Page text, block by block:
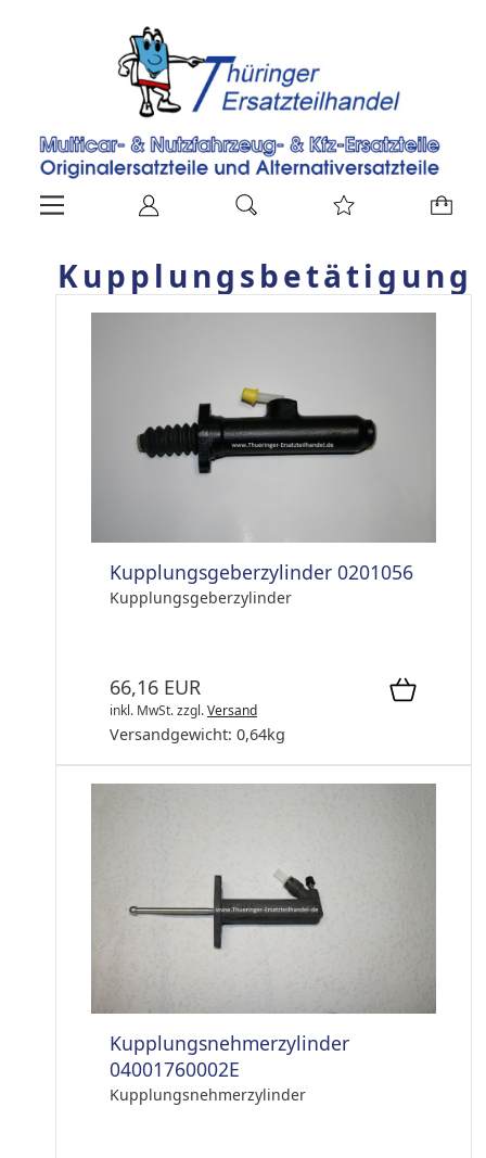
Kupplungsbetätigung
Kupplungsgeberzylinder 0201056
Kupplungsgeberzylinder
66,16 EUR
inkl. MwSt.zzgl.Versand
Versandgewicht: 0,64kg
Kupplungsnehmerzylinder
04001760002E
Kupplungsnehmerzylinder